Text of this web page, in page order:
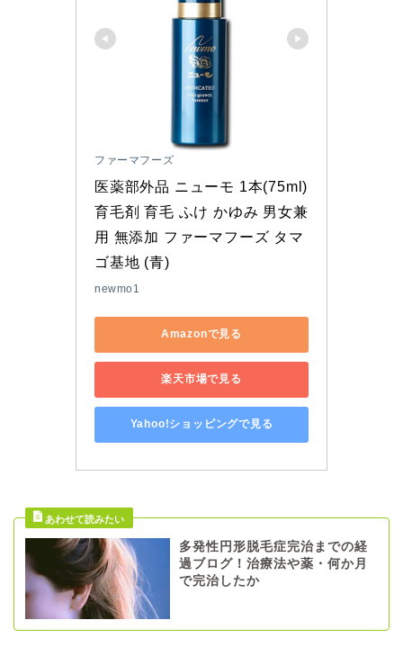
ファーマフーズ
医薬部外品 ニューモ 1本(75ml)
育毛剤 育毛 ふけ かゆみ 男女兼
用 無添加 ファーマフーズ タマ
ゴ基地 (青)
newmo1
Amazonで見る
楽天市場で見る
Yahoo!ショッピングで見る
多発性円形脱毛症完治までの経
過ブログ！治療法や薬・何か月
で完治したか